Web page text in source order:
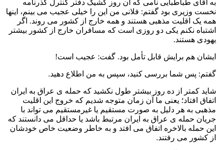
به آقای طباطبایی نامی که آن روز کشیک دفتر کنترل گذرنامه
نخست وزیری بود گفتم: فلانی من این را خیلی عجیب می بینم، اینها
همه یک اقلیت مذهبی هستند و همه خارج از کشور می روند. اگر
اشتباه نکنم یکی دو روزی است که مسافران خارج از کشور بیشتر
یهودی هستند.
ایشان هم برایش قابل تأمل بود. گفت: عجیب است!
گفتم: پس شما بررسی کنید، سپس به من اطلاع دهید.
شاید کمتر از ده روز بیشتر طول نکشید که حمله ی عراق به ایران
اتفاق افتاد؛ یعنی ما آن زمان متوجه شدیم که خروج این اقلیت
مذهبی به هر دلیل به صورت مستقیم یا غیرمستقیم می تواند با
جریان حمله ی عراق به ایران مرتبط باشد یا حداقل می دانستند که
این حمله بالاخره اتفاق می افتد و به خاطر وضعیت خاص خودشان
از کشور می رفتند.